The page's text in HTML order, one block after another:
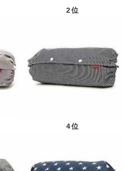
2位
4位